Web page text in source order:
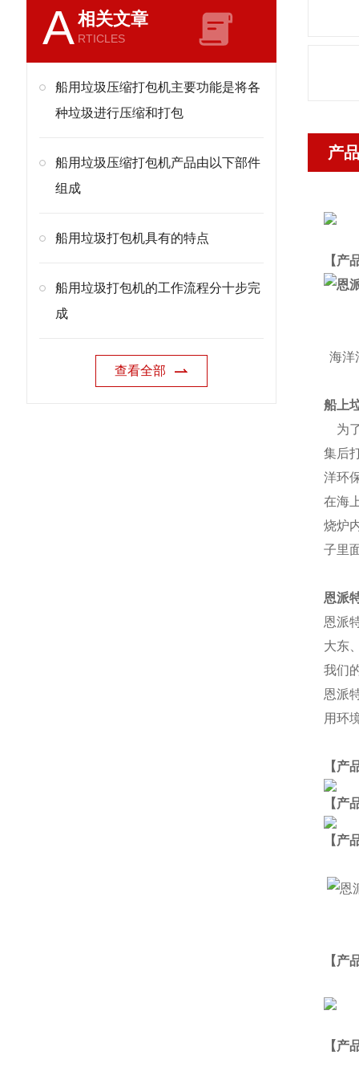
A相关文章
RTICLES
船用垃圾压缩打包机主要功能是将各
种垃圾进行压缩和打包
船用垃圾压缩打包机产品由以下部件
组成
船用垃圾打包机具有的特点
船用垃圾打包机的工作流程分十步完
成
查看全部
产
【产
海洋
船上
为了
集后
洋环
在海
烧炉
子里
恩派
恩派
大东
我们
恩派
用环
【产
【产
【产
【产
【产